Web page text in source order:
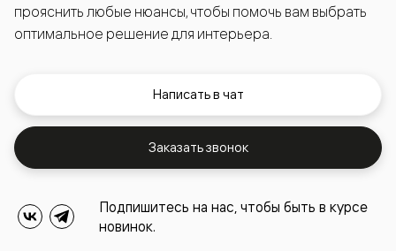
прояснить любые нюансы, чтобы помочь вам выбрать
оптимальное решение для интерьера.
Написать в чат
Заказать звонок
Подпишитесь на нас, чтобы быть в курсе
новинок.